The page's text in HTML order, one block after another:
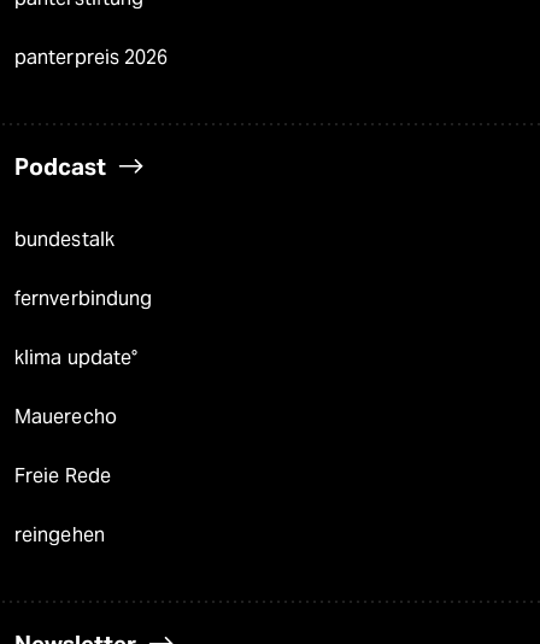
panterpreis 2026
Podcast
bundestalk
fernverbindung
klima update°
Mauerecho
Freie Rede
reingehen